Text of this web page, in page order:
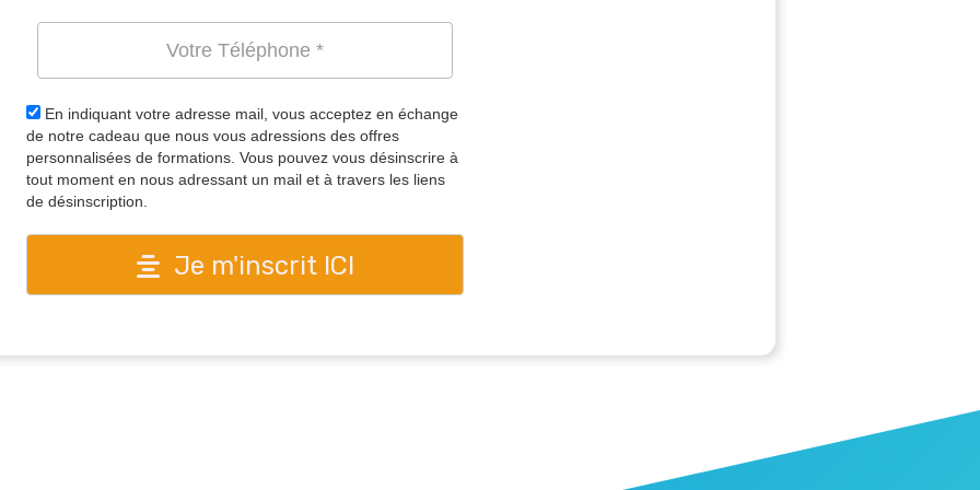
En indiquant votre adresse mail, vous acceptez en échange
de notre cadeau que nous vous adressions des offres
personnalisées de formations. Vous pouvez vous désinscrire à
tout moment en nous adressant un mail et à travers les liens
de désinscription.
Je m'inscrit ICI